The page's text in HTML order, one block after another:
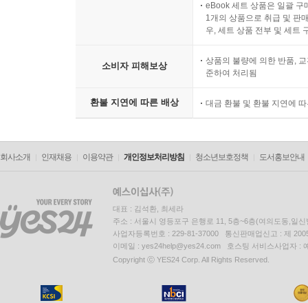
eBook 세트 상품은 일괄 구
1개의 상품으로 취급 및 판
우, 세트 상품 전부 및 세트
소비자 피해보상
상품의 불량에 의한 반품,
준하여 처리됨
환불 지연에 따른 배상 대금 환불 및 환불 지연에
회사소개 인재채용 이용약관 개인정보처리방침 청소년보호정책 도서홍보안내
대표 : 김석환, 최세라
주소 : 서울시 영등포구 은행로 11, 5층~6층(여의도동,일신
사업자등록번호 : 229-81-37000 통신판매업신고 : 제
이메일 : yes24help@yes24.com 호스팅 서비스사업자 :
Copyright ⓒ YES24 Corp. All Rights Reserved.